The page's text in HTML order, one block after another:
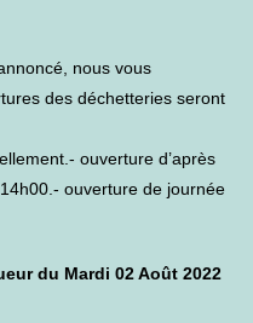
nous vous
des déchetteries seront
ouverture d’après
ouverture de journée
du Mardi 02 Août 2022